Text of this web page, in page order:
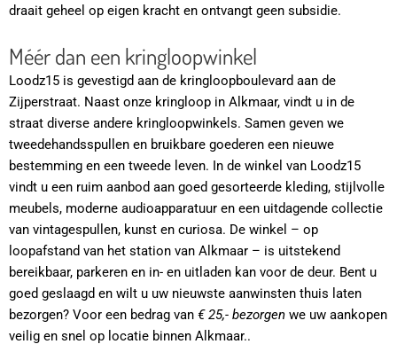
draait geheel op eigen kracht en ontvangt geen subsidie.
Méér dan een kringloopwinkel
Loodz15 is gevestigd aan de kringloopboulevard aan de
Zijperstraat. Naast onze kringloop in Alkmaar, vindt u in de
straat diverse andere kringloopwinkels. Samen geven we
tweedehandsspullen en bruikbare goederen een nieuwe
bestemming en een tweede leven. In de winkel van Loodz15
vindt u een ruim aanbod aan goed gesorteerde kleding, stijlvolle
meubels, moderne audioapparatuur en een uitdagende collectie
van vintagespullen, kunst en curiosa. De winkel – op
loopafstand van het station van Alkmaar – is uitstekend
bereikbaar, parkeren en in- en uitladen kan voor de deur. Bent u
goed geslaagd en wilt u uw nieuwste aanwinsten thuis laten
bezorgen? Voor een bedrag van € 25,- bezorgen we uw aankopen
veilig en snel op locatie binnen Alkmaar..